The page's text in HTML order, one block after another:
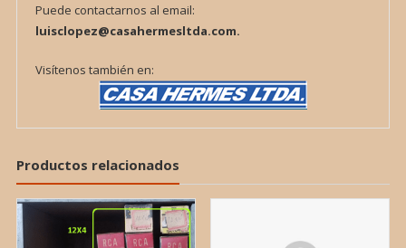
Puede contactarnos al email:
luisclopez@casahermesltda.com.
Visítenos también en:
Productos relacionados